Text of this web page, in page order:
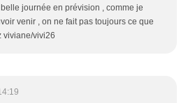
journée en prévision , comme je
venir , on ne fait pas toujours ce que
viviane/vivi26